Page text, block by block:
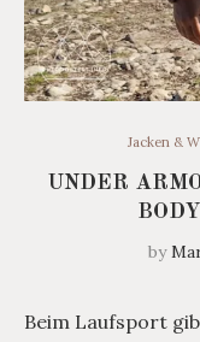
Jacken &
UNDER
by
Beim Laufsport